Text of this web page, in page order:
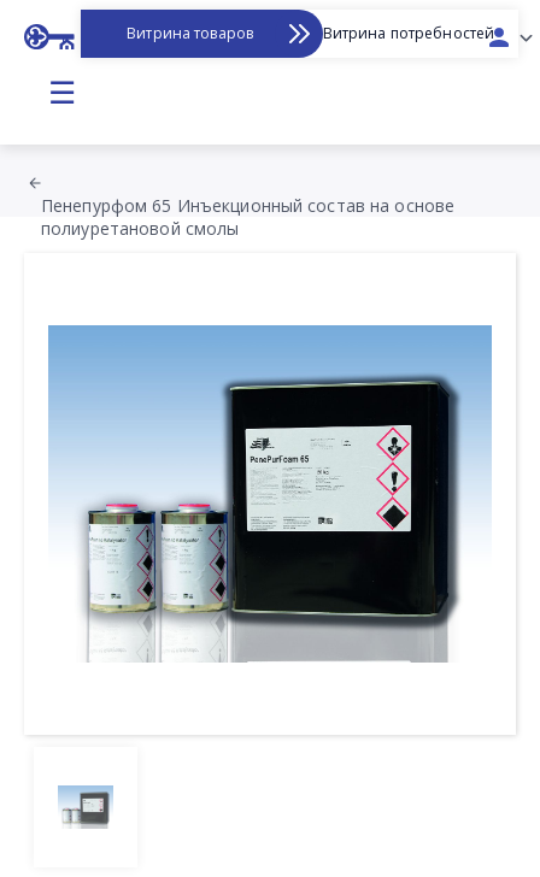
Витрина товаров Витрина потребностей
☰
Пенепурфом 65 Инъекционный состав на основе
полиуретановой смолы